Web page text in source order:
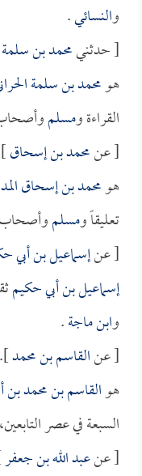
والنسائي.
[ حدثنيمحمد بن سلمة
هومحمد بن سلمة
القراءة ومسلم
[ عنمحمد بن إسحاق
هومحمد بن إسحاق
تعليقاً ومسلم
[ عنإسماعيل بن أبي
إسماعيل بن أبي حكيم
وابن ماجة.
[ عنالقاسم بن محمد].
هوالقاسم بن محمد بن
السبعة في عصر
[ عنعبد الله بن جعفر